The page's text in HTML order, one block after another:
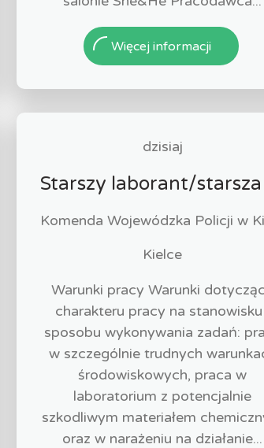
Więcej informacji
dzisiaj
Kielce
Warunki pracy Warunki
charakteru pracy na
sposobu wykonywania zadań:
w szczególnie trudnych
środowiskowych, praca w
laboratorium z potencjalnie
szkodliwym materiałem
oraz w narażeniu na działanie...